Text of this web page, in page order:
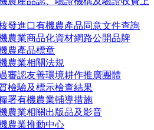
發進口有機農產品同意文件查詢
農業商品化資材網路公開品牌
農產品標章
農業相關法規
審認友善環境耕作推廣團體
檢驗及標示檢查結果
署有機農業輔導措施
農業相關出版品及影音
農業推動中心